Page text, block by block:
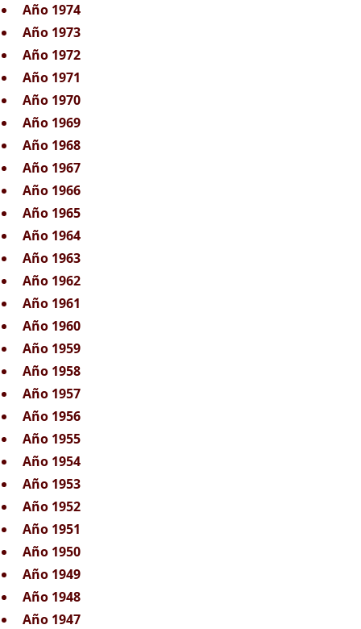
Año 1974
Año 1973
Año 1972
Año 1971
Año 1970
Año 1969
Año 1968
Año 1967
Año 1966
Año 1965
Año 1964
Año 1963
Año 1962
Año 1961
Año 1960
Año 1959
Año 1958
Año 1957
Año 1956
Año 1955
Año 1954
Año 1953
Año 1952
Año 1951
Año 1950
Año 1949
Año 1948
Año 1947